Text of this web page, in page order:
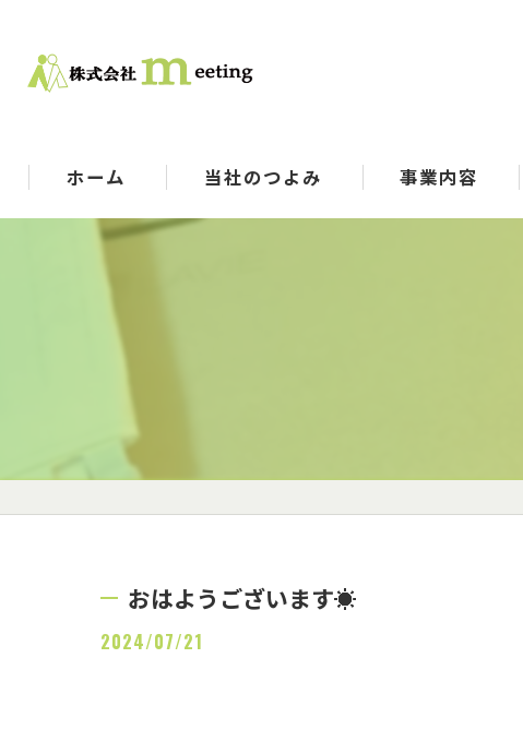
ホーム 当社のつよみ 事業内容
おはようございます☀
2024/07/21